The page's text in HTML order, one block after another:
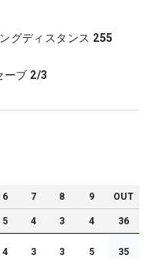
グディスタンス 255
ーブ 2/3
6 7 8 9 OUT
5 4 3 4 36
4 3 3 5 35